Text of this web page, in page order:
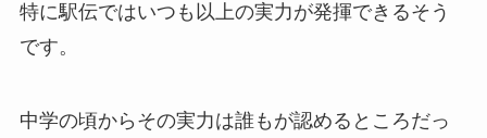
特に駅伝ではいつも以上の実力が発揮できるそう
です。
中学の頃からその実力は誰もが認めるところだっ